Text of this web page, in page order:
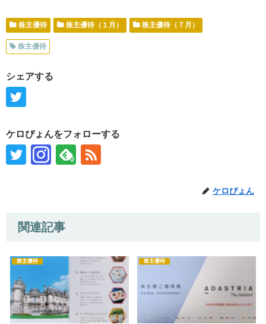
株主優待 株主優待（１月） 株主優待（７月）
株主優待
シェアする
ケロぴょんをフォローする
0
ケロぴょん
関連記事
株主優待 株主優待